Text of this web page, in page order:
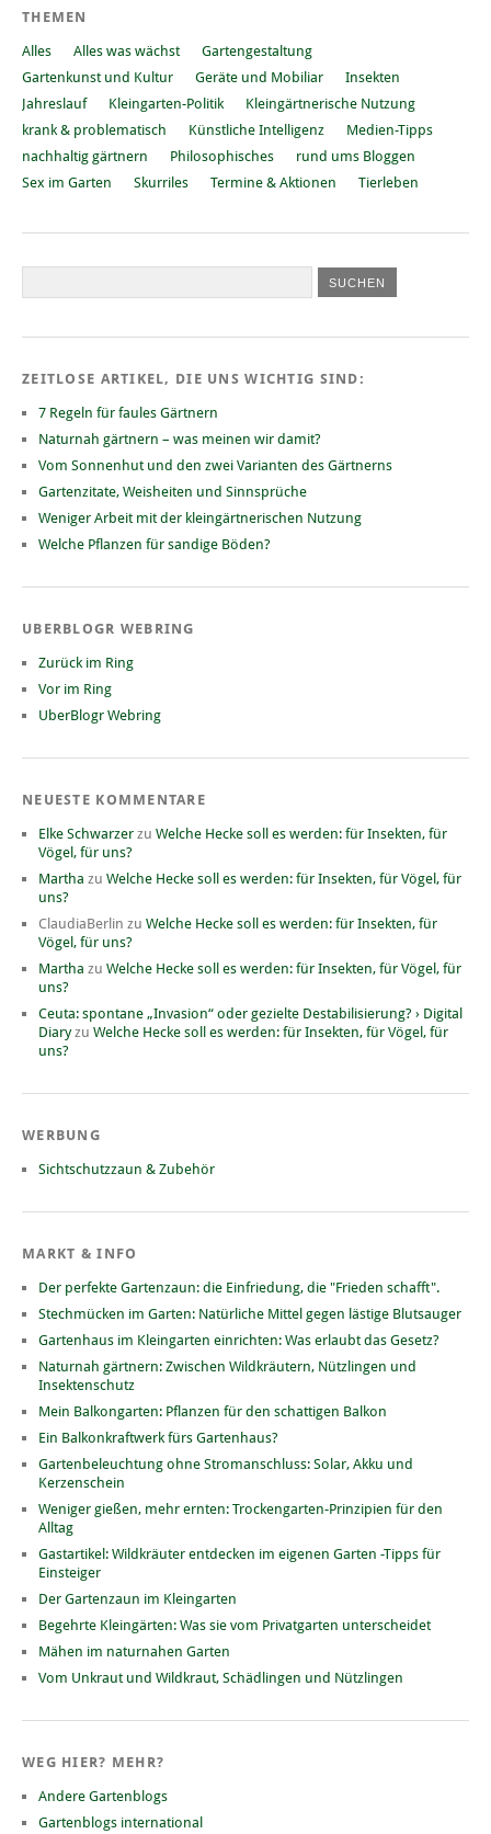
THEMEN
Alles Alles was wächst
Gartengestaltung
Gartenkunst und Kultur
Geräte und Mobiliar
Insekten
Jahreslauf
Kleingarten-Politik
Kleingärtnerische Nutzung
krank & problematisch
Künstliche Intelligenz
Medien-Tipps
nachhaltig gärtnern
Philosophisches
rund ums Bloggen
Sex im Garten
Skurriles Termine & Aktionen Tierleben
ZEITLOSE ARTIKEL, DIE UNS WICHTIG SIND:
7 Regeln für faules Gärtnern
Naturnah gärtnern – was meinen wir damit?
Vom Sonnenhut und den zwei Varianten des Gärtnerns
Gartenzitate, Weisheiten und Sinnsprüche
Weniger Arbeit mit der kleingärtnerischen Nutzung
Welche Pflanzen für sandige Böden?
UBERBLOGR WEBRING
Zurück im Ring
Vor im Ring
UberBlogr Webring
NEUESTE KOMMENTARE
Elke Schwarzer zu Welche Hecke soll es werden: für Insekten, für
Vögel, für uns?
Martha zu Welche Hecke soll es werden: für Insekten, für Vögel, für
uns?
ClaudiaBerlin zu Welche Hecke soll es werden: für Insekten, für
Vögel, für uns?
Martha zu Welche Hecke soll es werden: für Insekten, für Vögel, für
uns?
Ceuta: spontane „Invasion“ oder gezielte Destabilisierung? › Digital
Diaryzu Welche Hecke soll es werden: für Insekten, für Vögel, für
uns?
WERBUNG
Sichtschutzzaun & Zubehör
MARKT & INFO
Der perfekte Gartenzaun: die Einfriedung, die "Frieden schafft".
Stechmücken im Garten: Natürliche Mittel gegen lästige Blutsauger
Gartenhaus im Kleingarten einrichten: Was erlaubt das Gesetz?
Naturnah gärtnern: Zwischen Wildkräutern, Nützlingen und
Insektenschutz
Mein Balkongarten: Pflanzen für den schattigen Balkon
Ein Balkonkraftwerk fürs Gartenhaus?
Gartenbeleuchtung ohne Stromanschluss: Solar, Akku und
Kerzenschein
Weniger gießen, mehr ernten: Trockengarten-Prinzipien für den
Alltag
Gastartikel: Wildkräuter entdecken im eigenen Garten -Tipps für
Einsteiger
Der Gartenzaun im Kleingarten
Begehrte Kleingärten: Was sie vom Privatgarten unterscheidet
Mähen im naturnahen Garten
Vom Unkraut und Wildkraut, Schädlingen und Nützlingen
WEG HIER? MEHR?
Andere Gartenblogs
Gartenblogs international